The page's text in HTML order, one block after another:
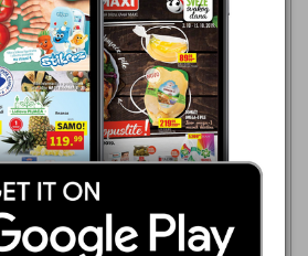
Roda
06.08.-16.08.2026
219,99 din
SALAMA SLAJS